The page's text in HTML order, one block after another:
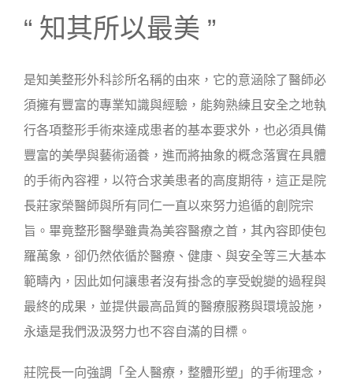
“ 知其所以最美 ”
是知美整形外科診所名稱的由來，它的意涵除了醫師必
須擁有豐富的專業知識與經驗，能夠熟練且安全之地執
行各項整形手術來達成患者的基本要求外，也必須具備
豐富的美學與藝術涵養，進而將抽象的概念落實在具體
的手術內容裡，以符合求美患者的高度期待，這正是院
長莊家榮醫師與所有同仁一直以來努力追循的創院宗
旨。畢竟整形醫學雖貴為美容醫療之首，其內容即使包
羅萬象，卻仍然依循於醫療、健康、與安全等三大基本
範疇內，因此如何讓患者沒有掛念的享受蛻變的過程與
最終的成果，並提供最高品質的醫療服務與環境設施，
永遠是我們汲汲努力也不容自滿的目標。
莊院長一向強調「全人醫療，整體形塑」的手術理念，